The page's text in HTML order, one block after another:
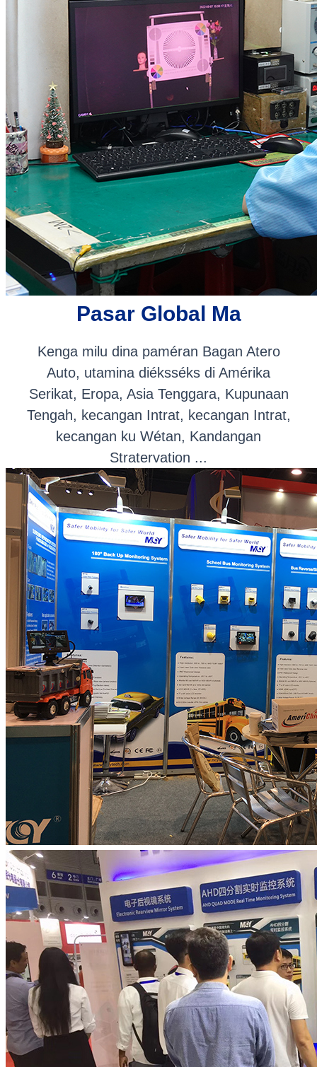
Pasar Global Ma
Kenga milu dina paméran Bagan Atero
Auto, utamina diéksséks di Amérika
Serikat, Eropa, Asia Tenggara, Kupunaan
Tengah, kecangan Intrat, kecangan Intrat,
kecangan ku Wétan, Kandangan
Stratervation ...